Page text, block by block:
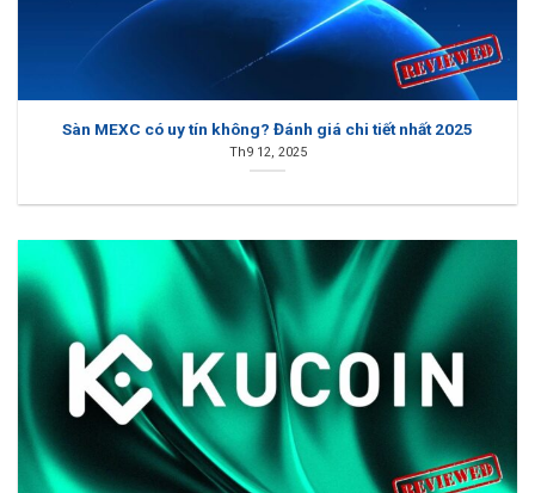
Sàn MEXC có uy tín không? Đánh giá chi tiết nhất 2025
Th9 12, 2025